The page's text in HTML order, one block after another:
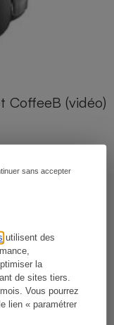
utilisent des
la
de sites tiers.
Vous pourrez
lien « paramétrer
sans accepter
CoffeeB (vidéo)